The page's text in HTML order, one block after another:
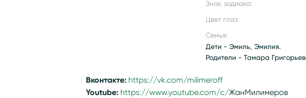
Знак зодиака:
Цвет глаз:
Семья:
Дети - Эмиль, Эмилия.
Родители - Тамара
Вконтакте: https://vk.com/milimeroff
Youtube: https://www.youtube.com/c/ЖанМилимеров